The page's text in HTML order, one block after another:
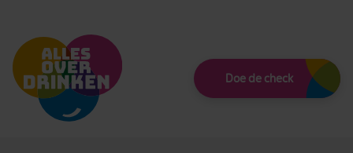
Doe de check